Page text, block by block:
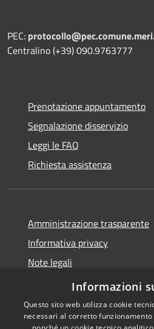
PEC:
Centralino (+39) 090.9763777
Prenotazione appuntamento
Segnalazione disservizio
Leggi le FAQ
Richiesta assistenza
Amministrazione trasparente
Informativa privacy
Note legali
Dichiarazione di accessibilità
Informazioni
Questo sito web utilizza cookie
necessari al corretto